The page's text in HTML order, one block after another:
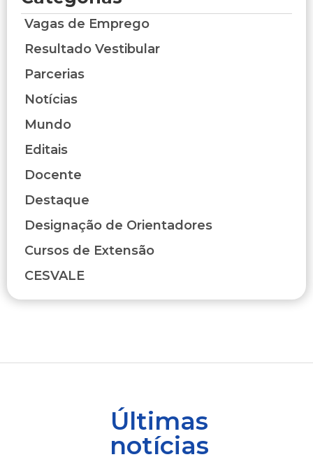
Vagas de Emprego
Resultado Vestibular
Parcerias
Notícias
Mundo
Editais
Docente
Destaque
Designação de Orientadores
Cursos de Extensão
CESVALE
Últimas
notícias